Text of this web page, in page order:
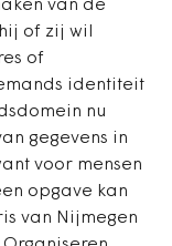
van de
of zij wil
of
identiteit
nu
gegevens in
voor mensen
opgave kan
van Nijmegen